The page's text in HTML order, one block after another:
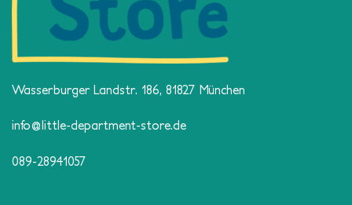
Wasserburger Landstr. 186, 81827 München
info@little-department-store.de
089-28941057